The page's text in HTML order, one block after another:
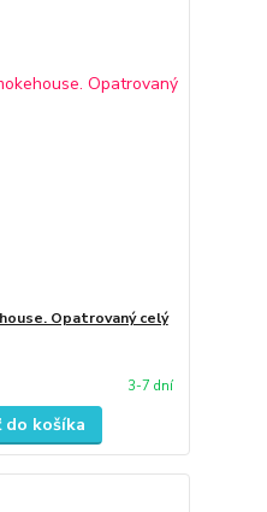
Opatrovaný celý
3-7 dní
do košíka